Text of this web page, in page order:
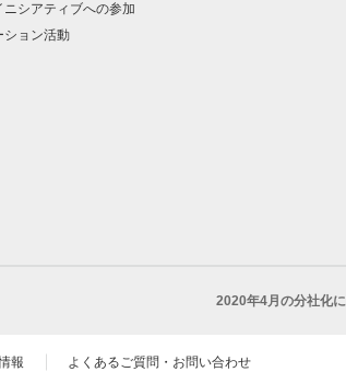
シアティブへの参加
ション活動
2020年4月の分社化に
報 よくあるご質問・お問い合わせ